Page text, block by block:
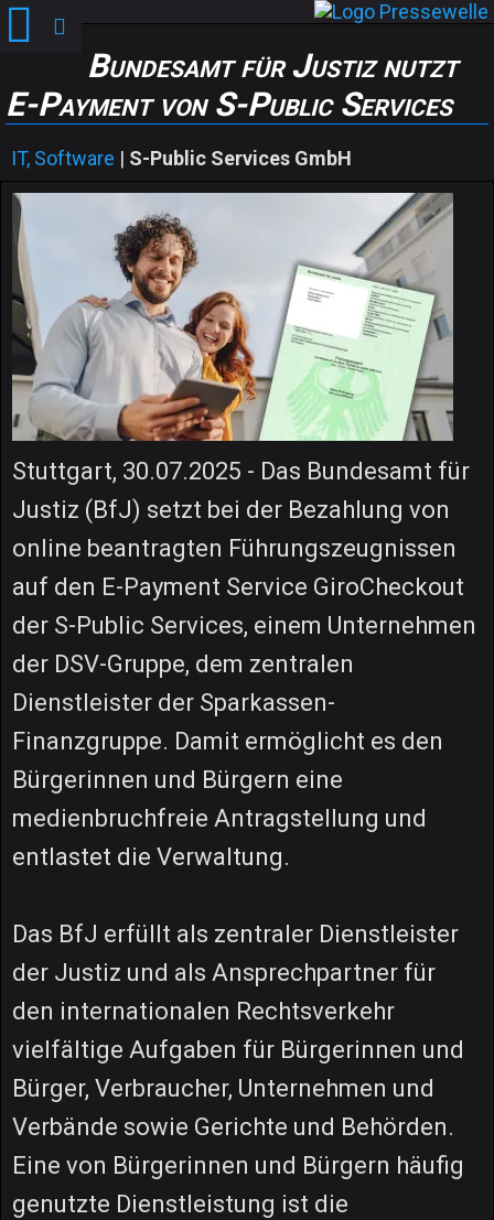
Bundesamt für Justiz nutzt
E-Payment von S-Public Services
IT, Software | S-Public Services GmbH
Stuttgart, 30.07.2025 - Das Bundesamt für
Justiz (BfJ) setzt bei der Bezahlung von
online beantragten Führungszeugnissen
auf den E-Payment Service GiroCheckout
der S-Public Services, einem Unternehmen
der DSV-Gruppe, dem zentralen
Dienstleister der Sparkassen-
Finanzgruppe. Damit ermöglicht es den
Bürgerinnen und Bürgern eine
medienbruchfreie Antragstellung und
entlastet die Verwaltung.
Das BfJ erfüllt als zentraler Dienstleister
der Justiz und als Ansprechpartner für
den internationalen Rechtsverkehr
vielfältige Aufgaben für Bürgerinnen und
Bürger, Verbraucher, Unternehmen und
Verbände sowie Gerichte und Behörden.
Eine von Bürgerinnen und Bürgern häufig
genutzte Dienstleistung ist die